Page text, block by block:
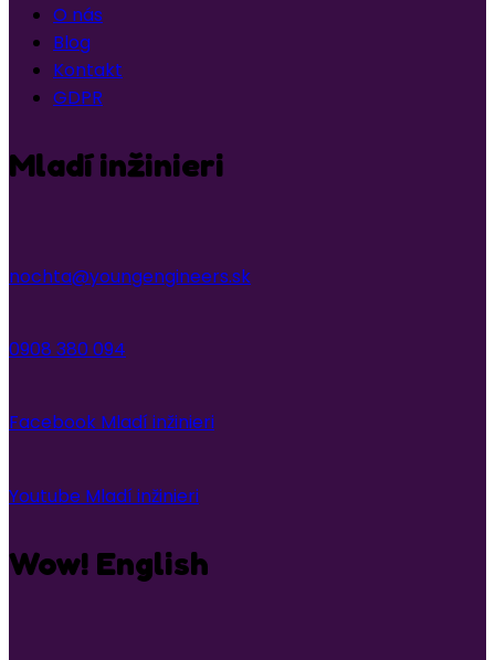
O nás
Blog
Kontakt
GDPR
Mladí inžinieri
nochta@youngengineers.sk
0908 380 094
Facebook Mladí inžinieri
Youtube Mladí inžinieri
Wow! English